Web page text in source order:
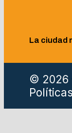
La ciudad
© 2026